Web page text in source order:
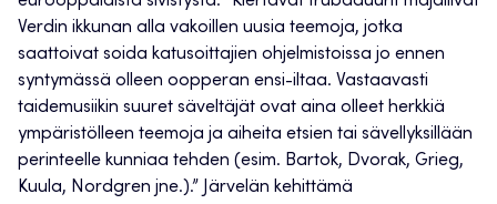
Verdin ikkunan alla vakoillen uusia teemoja, jotka
saattoivat soida katusoittajien ohjelmistoissa jo ennen
syntymässä olleen oopperan ensi-iltaa. Vastaavasti
taidemusiikin suuret säveltäjät ovat aina olleet herkkiä
ympäristölleen teemoja ja aiheita etsien tai sävellyksillään
perinteelle kunniaa tehden (esim. Bartok, Dvorak, Grieg,
Kuula, Nordgren jne.).” Järvelän kehittämä